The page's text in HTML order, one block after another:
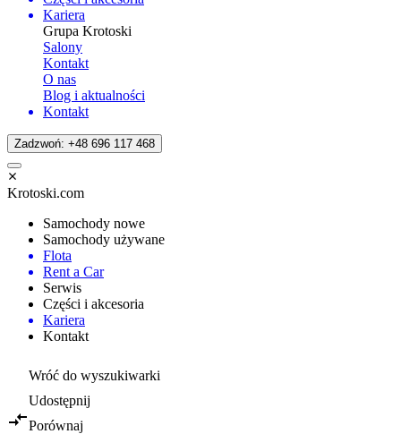
Kariera
Grupa Krotoski
Salony
Kontakt
O nas
Blog i aktualności
Kontakt
Zadzwoń: +48 696 117 468
Krotoski.com
Samochody nowe
Samochody używane
Flota
Rent a Car
Serwis
Części i akcesoria
Kariera
Kontakt
Wróć do wyszukiwarki
Udostępnij
Porównaj